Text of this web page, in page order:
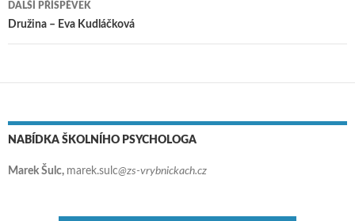
DALŠÍ PŘÍSPĚVEK
Družina – Eva Kudláčková
NABÍDKA ŠKOLNÍHO PSYCHOLOGA
Marek Šulc, marek.sulc@zs-vrybnickach.cz